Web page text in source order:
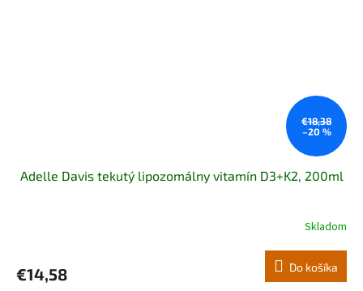
€18,38
–20 %
Adelle Davis tekutý lipozomálny vitamín D3+K2, 200ml
Skladom
€14,58 Do košíka